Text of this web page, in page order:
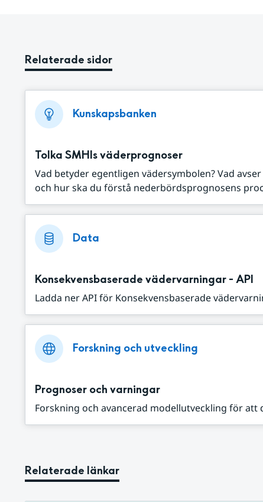
Relaterade sidor
Kunskapsbanken
Tolka SMHIs väderprognoser
Vad betyder egentligen vädersymbolen? Vad
och hur ska du förstå nederbördsprognosens
Data
Konsekvensbaserade vädervarningar - API
Ladda ner API för Konsekvensbaserade
Forskning och utveckling
Prognoser och varningar
Forskning och avancerad modellutveckling för att
Relaterade länkar